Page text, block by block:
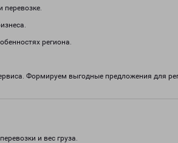
перевозке.
региона.
Формируем выгодные предложения для
и вес груза.